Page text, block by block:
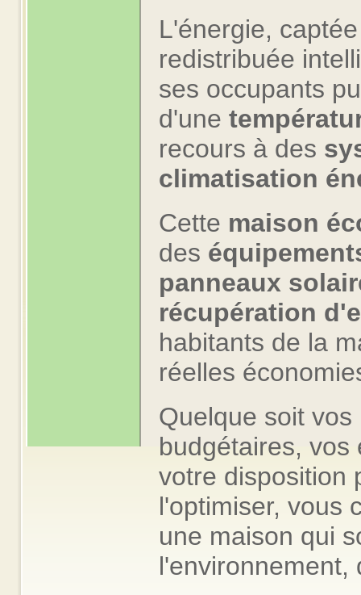
L'énergie,
redistribuée
ses occupants
d'une
recours à des
climatisation
Cette maison
des
panneaux
récupération
habitants de la
réelles
Quelque soit
budgétaires, vos
votre disposition
l'optimiser, vous
une maison qui
l'environnement,